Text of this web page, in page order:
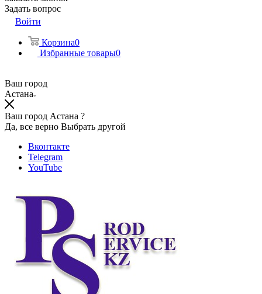
Задать вопрос
Войти
Корзина0
Избранные товары0
Ваш город
Астана
Ваш город Астана ?
Да, все верно Выбрать другой
Вконтакте
Telegram
YouTube